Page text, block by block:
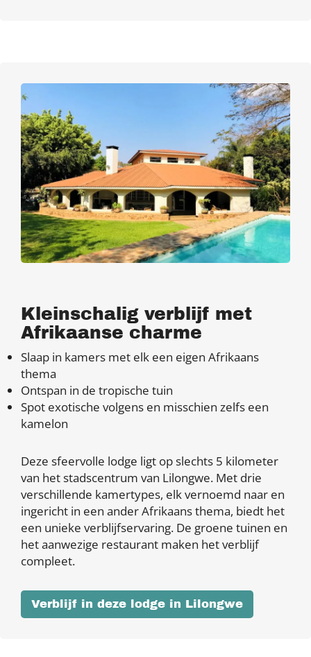
Kleinschalig verblijf met
Afrikaanse charme
Slaap in kamers met elk een eigen Afrikaans
thema
Ontspan in de tropische tuin
Spot exotische volgens en misschien zelfs een
kamelon
Deze sfeervolle lodge ligt op slechts 5 kilometer
van het stadscentrum van Lilongwe. Met drie
verschillende kamertypes, elk vernoemd naar en
ingericht in een ander Afrikaans thema, biedt het
een unieke verblijfservaring. De groene tuinen en
het aanwezige restaurant maken het verblijf
compleet.
Verblijf in deze lodge in Lilongwe